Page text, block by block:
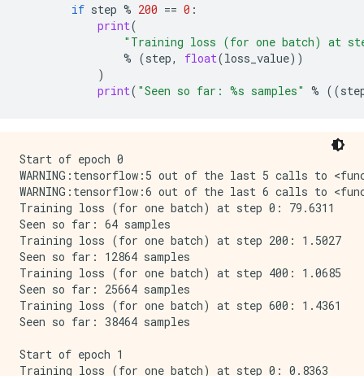
if step % 200 == 0 :
print(
"Training loss (for one batch) at
% (step, float(loss_value))
)
print( "Seen so far: %s samples" % ((
Start of epoch 0
WARNING:tensorflow:5 out of the last 5 calls to
WARNING:tensorflow:6 out of the last 6 calls to
Training loss (for one batch) at step 0: 79.6311
Seen so far: 64 samples
Training loss (for one batch) at step 200: 1.5027
Seen so far: 12864 samples
Training loss (for one batch) at step 400: 1.0685
Seen so far: 25664 samples
Training loss (for one batch) at step 600: 1.4361
Seen so far: 38464 samples
Start of epoch 1
Training loss (for one batch) at step 0: 0.8363